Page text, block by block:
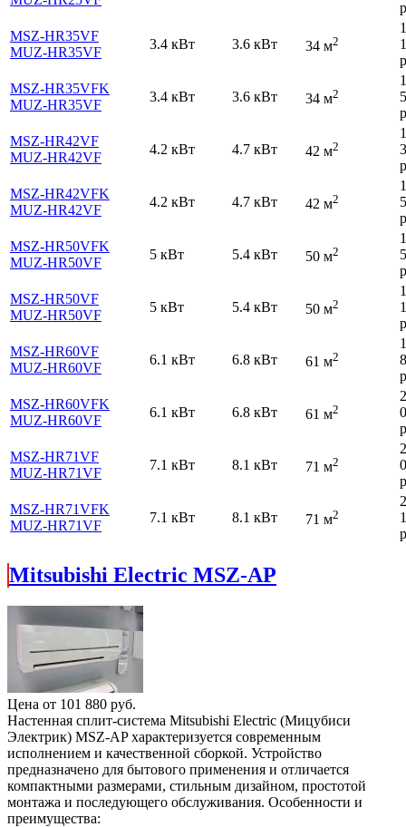
MSZ-HR35VF
MUZ-HR35VF
3.4 кВт 3.6 кВт 34 м2
MSZ-HR35VFK
MUZ-HR35VF
3.4 кВт 3.6 кВт 34 м2
MSZ-HR42VF
MUZ-HR42VF
4.2 кВт 4.7 кВт 42 м2
MSZ-HR42VFK
MUZ-HR42VF
4.2 кВт 4.7 кВт 42 м2
MSZ-HR50VFK
MUZ-HR50VF
5 кВт 5.4 кВт 50 м2
MSZ-HR50VF
MUZ-HR50VF
5 кВт 5.4 кВт 50 м2
MSZ-HR60VF
MUZ-HR60VF
6.1 кВт 6.8 кВт 61 м2
MSZ-HR60VFK
MUZ-HR60VF
6.1 кВт 6.8 кВт 61 м2
MSZ-HR71VF
MUZ-HR71VF
7.1 кВт 8.1 кВт 71 м2
MSZ-HR71VFK
MUZ-HR71VF
7.1 кВт 8.1 кВт 71 м2
Mitsubishi Electric MSZ-AP
Цена от 101 880 руб.
Настенная сплит-система Mitsubishi Electric (Мицубиси
Электрик) MSZ-AP характеризуется современным
исполнением и качественной сборкой. Устройство
предназначено для бытового применения и отличается
компактными размерами, стильным дизайном, простотой
монтажа и последующего обслуживания. Особенности и
преимущества: